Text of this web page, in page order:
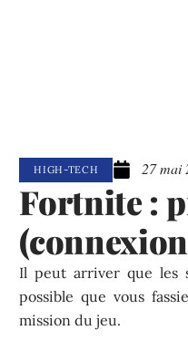
HIGH-TECH 27 mai
Fortnite :
Il peut arriver que les
possible que vous
mission du jeu.